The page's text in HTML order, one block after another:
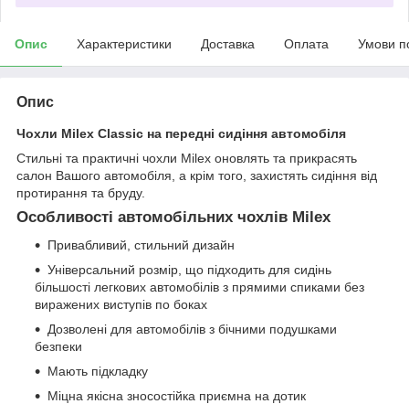
Опис Характеристики Доставка Оплата Умови
Опис
Чохли Milex Classic на передні сидіння автомобіля
Стильні та практичні чохли Milex оновлять та прикрасять
салон Вашого автомобіля, а крім того, захистять сидіння від
протирання та бруду.
Особливості автомобільних чохлів Milex
Привабливий, стильний дизайн
Універсальний розмір, що підходить для сидінь
більшості легкових автомобілів з прямими спиками без
виражених виступів по боках
Дозволені для автомобілів з бічними подушками
безпеки
Мають підкладку
Міцна якісна зносостійка приємна на дотик